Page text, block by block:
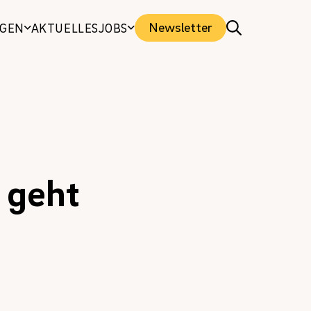
AKTUELLESJOBS Newsletter